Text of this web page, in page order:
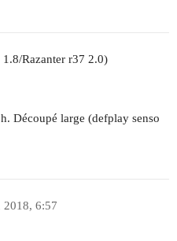
Razanter r37 2.0)
Découpé large (defplay senso
2018, 6:57